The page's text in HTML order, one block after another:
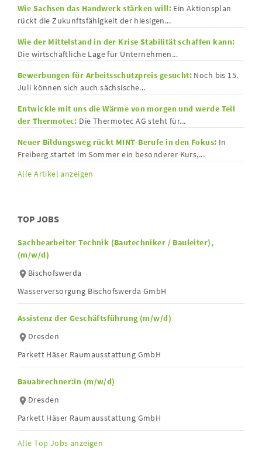
Wie Sachsen das Handwerk stärken will:Ein Aktionsplan
rückt die Zukunftsfähigkeit der hiesigen...
Wie der Mittelstand in der Krise Stabilität schaffen kann:
Die wirtschaftliche Lage für Unternehmen...
Bewerbungen für Arbeitsschutzpreis gesucht: Noch bis 15.
Juli können sich auch sächsische...
Entwickle mit uns die Wärme von morgen und werde Teil
der Thermotec: Die Thermotec AG steht für...
Neuer Bildungsweg rückt MINT-Berufe in den Fokus: In
Freiberg startet im Sommer ein besonderer Kurs,...
Alle Artikel anzeigen
TOP JOBS
Sachbearbeiter Technik (Bautechniker / Bauleiter),
(m/w/d)
Bischofswerda
Wasserversorgung Bischofswerda GmbH
Assistenz der Geschäftsführung (m/w/d)
Dresden
Parkett Häser Raumausstattung GmbH
Bauabrechner:in (m/w/d)
Dresden
Parkett Häser Raumausstattung GmbH
Alle Top Jobs anzeigen